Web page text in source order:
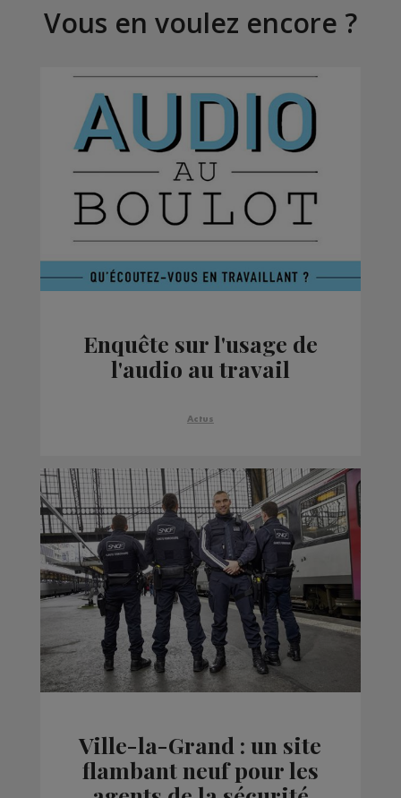
Vous en voulez encore ?
Enquête sur l'usage de
l'audio au travail
Actus
Ville-la-Grand : un site
flambant neuf pour les